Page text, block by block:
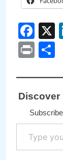
Print
Discover
Type your email…